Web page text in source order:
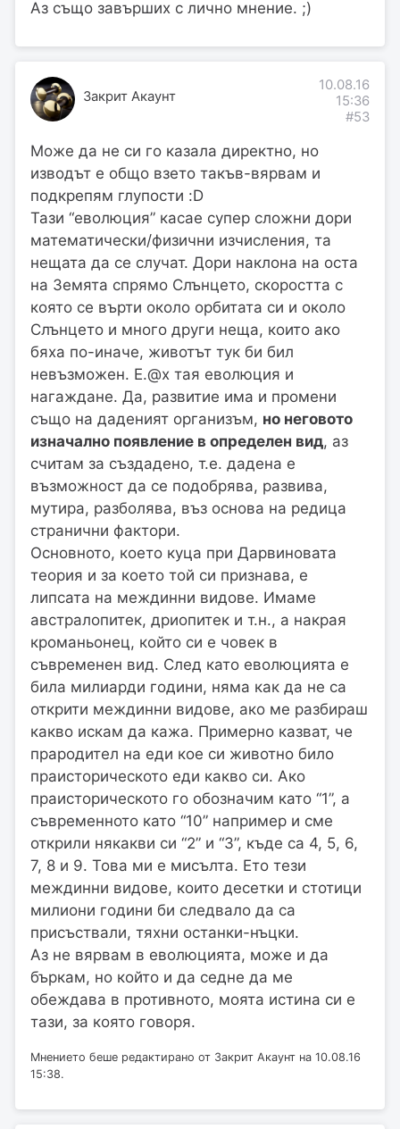
Аз също завърших с лично мнение. ;)
Закрит Акаунт
10.08.16
15:36
#53
Може да не си го казала директно, но
изводът е общо взето такъв-вярвам и
подкрепям глупости :D
Тази “еволюция” касае супер сложни дори
математически/физични изчисления, та
нещата да се случат. Дори наклона на оста
на Земята спрямо Слънцето, скоростта с
която се върти около орбитата си и около
Слънцето и много други неща, които ако
бяха по-иначе, животът тук би бил
невъзможен. Е.@х тая еволюция и
нагаждане. Да, развитие има и промени
също на даденият организъм, но неговото
изначално появление в определен вид, аз
считам за създадено, т.е. дадена е
възможност да се подобрява, развива,
мутира, разболява, въз основа на редица
странични фактори.
Основното, което куца при Дарвиновата
теория и за което той си признава, е
липсата на междинни видове. Имаме
австралопитек, дриопитек и т.н., а накрая
кроманьонец, който си е човек в
съвременен вид. След като еволюцията е
била милиарди години, няма как да не са
открити междинни видове, ако ме разбираш
какво искам да кажа. Примерно казват, че
прародител на еди кое си животно било
праисторическото еди какво си. Ако
праисторическото го обозначим като “1”, а
съвременното като “10” например и сме
открили някакви си “2” и “3”, къде са 4, 5, 6,
7, 8 и 9. Това ми е мисълта. Ето тези
междинни видове, които десетки и стотици
милиони години би следвало да са
присъствали, тяхни останки-нъцки.
Аз не вярвам в еволюцията, може и да
бъркам, но който и да седне да ме
обеждава в противното, моята истина си е
тази, за която говоря.
Мнението беше редактирано от Закрит Акаунт на 10.08.16
15:38.